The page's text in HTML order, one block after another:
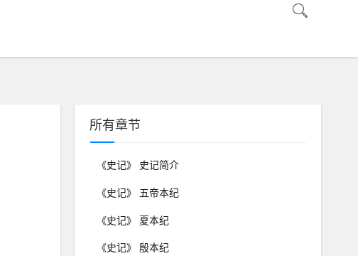
所有章节
《史记》 史记简介
《史记》 五帝本纪
《史记》 夏本纪
《史记》 殷本纪